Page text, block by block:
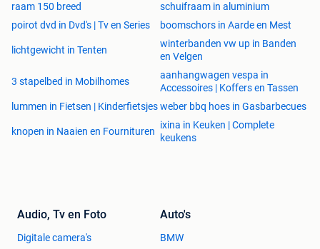
raam 150 breed
schuifraam in aluminium
poirot dvd in Dvd's | Tv en Series
boomschors in Aarde en Mest
lichtgewicht in Tenten
winterbanden vw up in Banden
en Velgen
3 stapelbed in Mobilhomes
aanhangwagen vespa in
Accessoires | Koffers en Tassen
lummen in Fietsen | Kinderfietsjesweber bbq hoes in Gasbarbecues
knopen in Naaien en Fournituren
ixina in Keuken | Complete
keukens
Audio, Tv en Foto
Digitale camera's
Auto's
BMW